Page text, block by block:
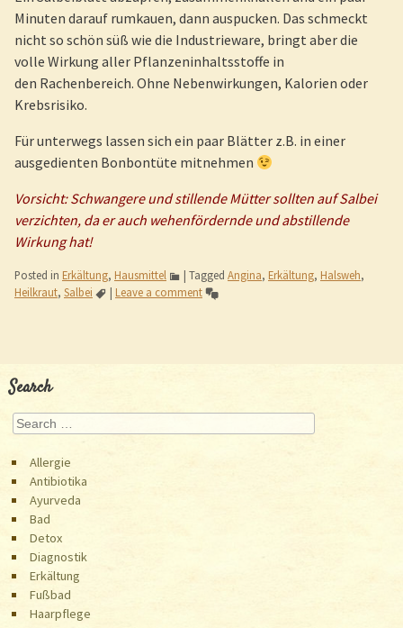
Minuten darauf rumkauen, dann auspucken. Das schmeckt
nicht so schön süß wie die Industrieware, bringt aber die
volle Wirkung aller Pflanzeninhaltsstoffe in
den Rachenbereich. Ohne Nebenwirkungen, Kalorien oder
Krebsrisiko.
Für unterwegs lassen sich ein paar Blätter z.B. in einer
ausgedienten Bonbontüte mitnehmen
Vorsicht: Schwangere und stillende Mütter sollten auf Salbei
verzichten, da er auch wehenfördernde und abstillende
Wirkung hat!
Posted in Erkältung, Hausmittel | Tagged Angina, Erkältung, Halsweh,
Heilkraut, Salbei | Leave a comment
Post navigation
Search
Search
Allergie
Antibiotika
Ayurveda
Bad
Detox
Diagnostik
Erkältung
Fußbad
Haarpflege